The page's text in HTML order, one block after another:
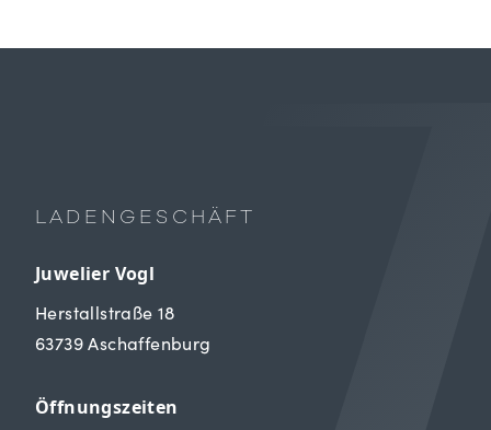
LADENGESCHÄFT
Juwelier Vogl
Herstallstraße 18
63739 Aschaffenburg
Öffnungszeiten